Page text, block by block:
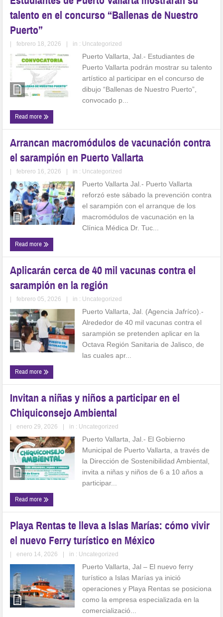
talento en el concurso “Ballenas de Nuestro
Puerto”
febrero 18, 2026 in : Uncategorized
Puerto Vallarta, Jal.- Estudiantes de
Puerto Vallarta podrán mostrar su talento
artístico al participar en el concurso de
dibujo “Ballenas de Nuestro Puerto”,
convocado p...
Read more
Arrancan macromódulos de vacunación contra
el sarampión en Puerto Vallarta
febrero 16, 2026 in : Uncategorized
Puerto Vallarta Jal.- Puerto Vallarta
reforzó este sábado la prevención contra
el sarampión con el arranque de los
macromódulos de vacunación en la
Clínica Médica Dr. Tuc...
Read more
Aplicarán cerca de 40 mil vacunas contra el
sarampión en la región
febrero 05, 2026 in : Uncategorized
Puerto Vallarta, Jal. (Agencia Jafríco).-
Alrededor de 40 mil vacunas contra el
sarampión se pretenden aplicar en la
Octava Región Sanitaria de Jalisco, de
las cuales apr...
Read more
Invitan a niñas y niños a participar en el
Chiquiconsejo Ambiental
enero 29, 2026 in : Uncategorized
Puerto Vallarta, Jal.- El Gobierno
Municipal de Puerto Vallarta, a través de
la Dirección de Sostenibilidad Ambiental,
invita a niñas y niños de 6 a 10 años a
participar...
Read more
Playa Rentas te lleva a Islas Marías: cómo vivir
el nuevo Ferry turístico en México
enero 14, 2026 in : Uncategorized
Puerto Vallarta, Jal – El nuevo ferry
turístico a Islas Marías ya inició
operaciones y Playa Rentas se posiciona
como la empresa especializada en la
comercializació...